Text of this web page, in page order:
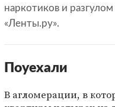
наркотиков и
«Ленты.ру».
Поуехали
В агломерации, в